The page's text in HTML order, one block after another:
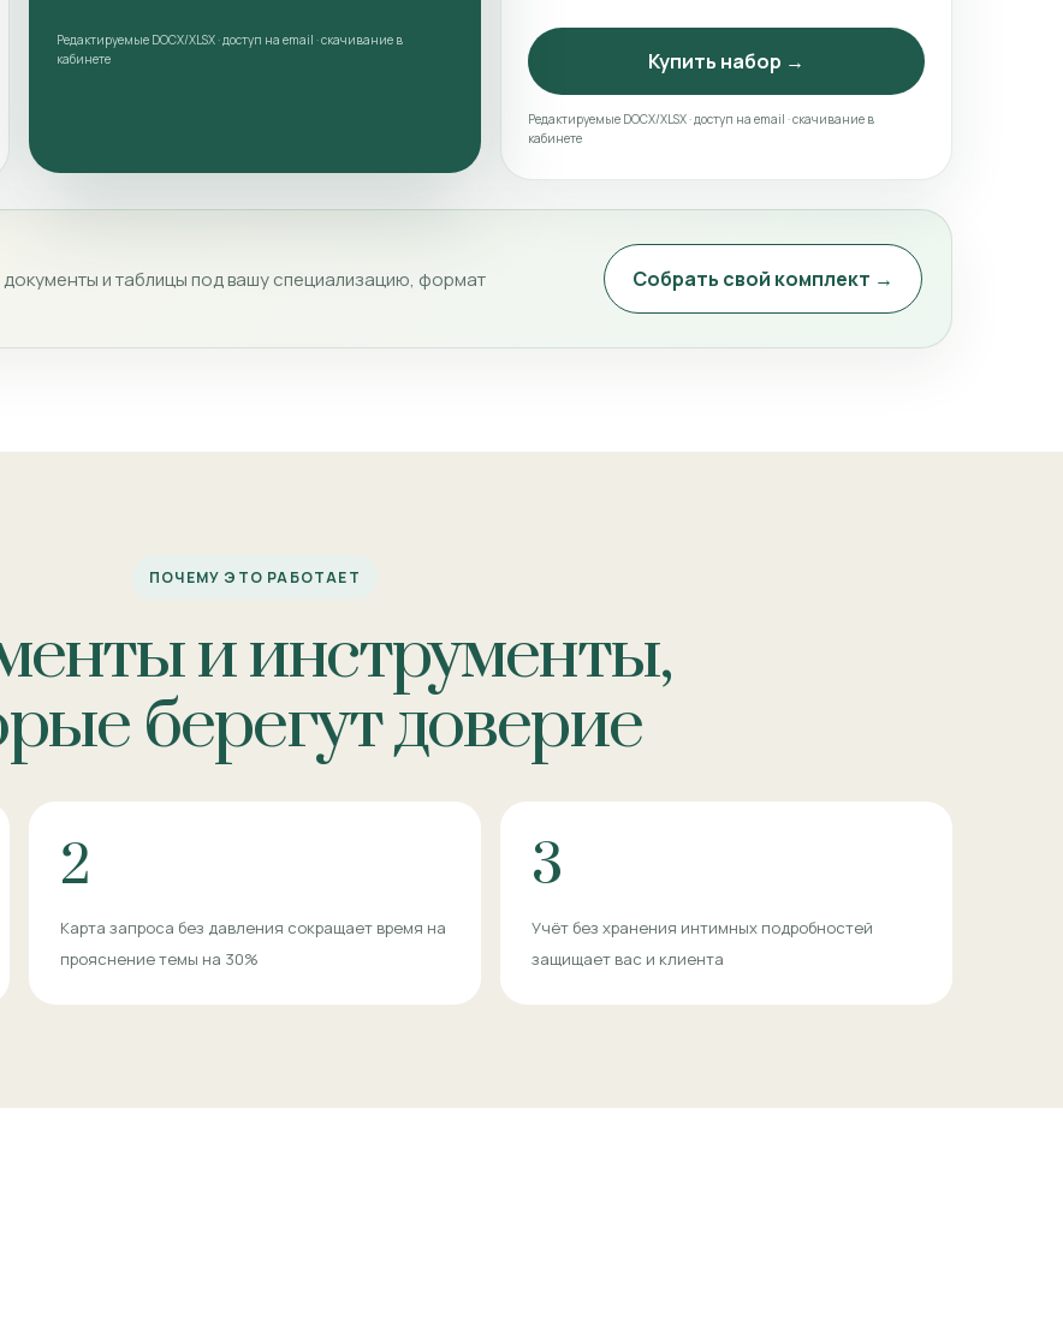
Редактируемые DOCX/XLSX · доступ на email · скачивание в
кабинете
Купить набор →
Редактируемые DOCX/XLSX · доступ на email · скачивание в
кабинете
и таблицы под вашу специализацию, формат
Собрать свой комплект →
ПОЧЕМУ ЭТО РАБОТАЕТ
и инструменты,
берегут доверие
2
Карта запроса без давления сокращает время на
прояснение темы на 30%
3
Учёт без хранения интимных подробностей
защищает вас и клиента